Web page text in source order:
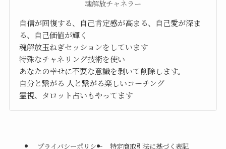
魂解放チャネラー
自信が回復する、自己肯定感が高まる、自己愛が深ま
る、自己価値が輝く
魂解放玉ねぎセッションをしています
特殊なチャネリング技術を使い
あなたの幸せに不要な意識を剥いて削除します。
自分と繋がる 人と繋がる楽しいコーチング
霊視、タロット占いもやってます
プライバシーポリシー 特定商取引法に基づく表記